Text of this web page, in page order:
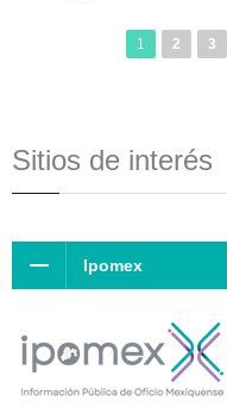
1 2 3
Sitios de interés
Ipomex